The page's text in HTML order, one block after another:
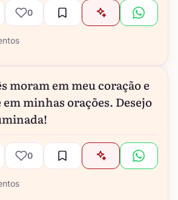
0
moram em meu coração e
minhas orações. Desejo
0